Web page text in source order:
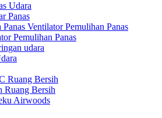
Udara
Panas
Panas Ventilator Pemulihan Panas
Pemulihan Panas
udara
Ruang Bersih
Ruang Bersih
Airwoods